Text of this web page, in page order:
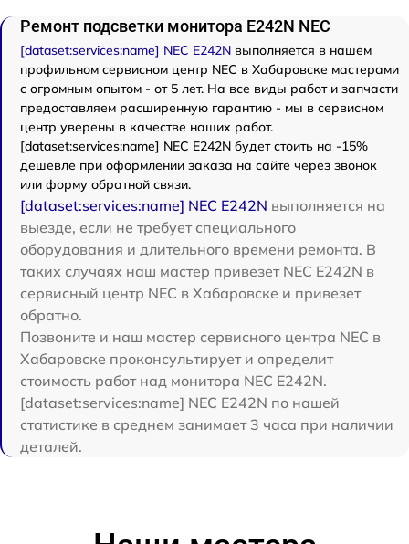
Ремонт подсветки монитора E242N NEC
[dataset:services:name] NEC E242N выполняется в нашем
профильном сервисном центр NEC в Хабаровске мастерами
с огромным опытом - от 5 лет. На все виды работ и запчасти
предоставляем расширенную гарантию - мы в сервисном
центр уверены в качестве наших работ.
[dataset:services:name] NEC E242N будет стоить на -15%
дешевле при оформлении заказа на сайте через звонок
или форму обратной связи.
[dataset:services:name] NEC E242N выполняется на
выезде, если не требует специального
оборудования и длительного времени ремонта. В
таких случаях наш мастер привезет NEC E242N в
сервисный центр NEC в Хабаровске и привезет
обратно.
Позвоните и наш мастер сервисного центра NEC в
Хабаровске проконсультирует и определит
стоимость работ над монитора NEC E242N.
[dataset:services:name] NEC E242N по нашей
статистике в среднем занимает 3 часа при наличии
деталей.